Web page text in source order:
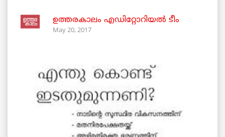
ഉത്തരകാലം എഡിറ്റോറിയല്‍ ടീം
May 20, 2017